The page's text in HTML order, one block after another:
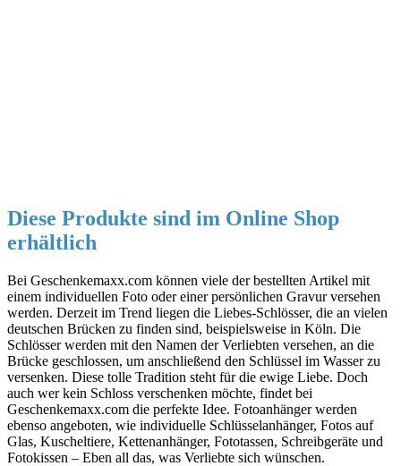
Diese Produkte sind im Online Shop
erhältlich
Bei Geschenkemaxx.com können viele der bestellten Artikel mit
einem individuellen Foto oder einer persönlichen Gravur versehen
werden. Derzeit im Trend liegen die Liebes-Schlösser, die an vielen
deutschen Brücken zu finden sind, beispielsweise in Köln. Die
Schlösser werden mit den Namen der Verliebten versehen, an die
Brücke geschlossen, um anschließend den Schlüssel im Wasser zu
versenken. Diese tolle Tradition steht für die ewige Liebe. Doch
auch wer kein Schloss verschenken möchte, findet bei
Geschenkemaxx.com die perfekte Idee. Fotoanhänger werden
ebenso angeboten, wie individuelle Schlüsselanhänger, Fotos auf
Glas, Kuscheltiere, Kettenanhänger, Fototassen, Schreibgeräte und
Fotokissen – Eben all das, was Verliebte sich wünschen.